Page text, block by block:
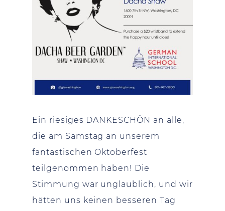
Ein riesiges DANKESCHÖN an alle,
die am Samstag an unserem
fantastischen Oktoberfest
teilgenommen haben! Die
Stimmung war unglaublich, und wir
hätten uns keinen besseren Tag